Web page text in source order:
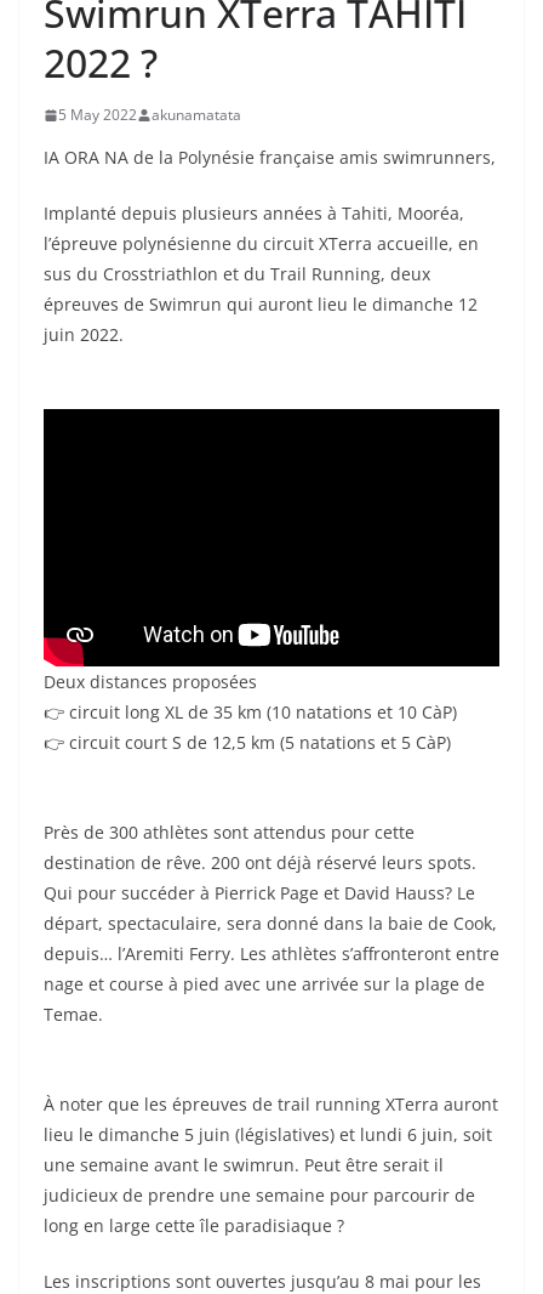
Swimrun XTerra TAHITI
2022 ?
5 May 2022 akunamatata
IA ORA NA de la Polynésie française amis swimrunners,
Implanté depuis plusieurs années à Tahiti, Mooréa,
l’épreuve polynésienne du circuit XTerra accueille, en
sus du Crosstriathlon et du Trail Running, deux
épreuves de Swimrun qui auront lieu le dimanche 12
juin 2022.
Deux distances proposées
👉 circuit long XL de 35 km (10 natations et 10 CàP)
👉 circuit court S de 12,5 km (5 natations et 5 CàP)
Près de 300 athlètes sont attendus pour cette
destination de rêve. 200 ont déjà réservé leurs spots.
Qui pour succéder à Pierrick Page et David Hauss? Le
départ, spectaculaire, sera donné dans la baie de Cook,
depuis… l’Aremiti Ferry. Les athlètes s’affronteront entre
nage et course à pied avec une arrivée sur la plage de
Temae.
À noter que les épreuves de trail running XTerra auront
lieu le dimanche 5 juin (législatives) et lundi 6 juin, soit
une semaine avant le swimrun. Peut être serait il
judicieux de prendre une semaine pour parcourir de
long en large cette île paradisiaque ?
Les inscriptions sont ouvertes jusqu’au 8 mai pour les